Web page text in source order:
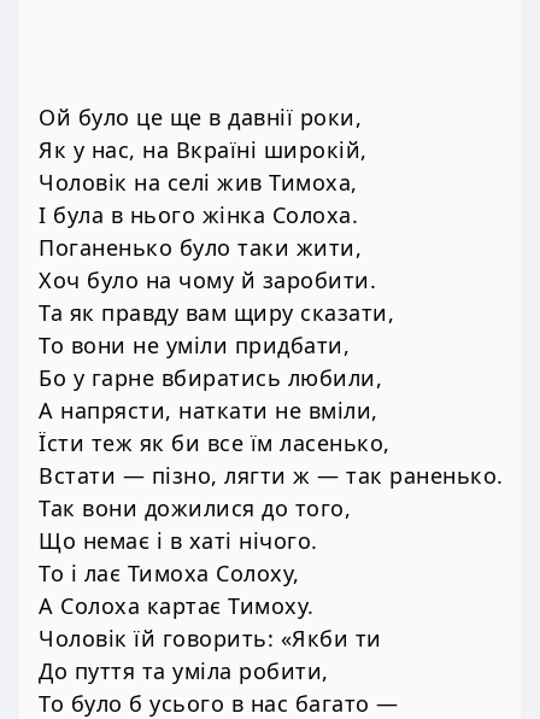
Ой було це ще в давнії роки,
Як у нас, на Вкраїні широкій,
Чоловік на селі жив Тимоха,
І була в нього жінка Солоха.
Поганенько було таки жити,
Хоч було на чому й заробити.
Та як правду вам щиру сказати,
То вони не уміли придбати,
Бо у гарне вбиратись любили,
А напрясти, наткати не вміли,
Їсти теж як би все їм ласенько,
Встати — пізно, лягти ж — так раненько.
Так вони дожилися до того,
Що немає і в хаті нічого.
То і лає Тимоха Солоху,
А Солоха картає Тимоху.
Чоловік їй говорить: «Якби ти
До пуття та уміла робити,
То було б усього в нас багато —